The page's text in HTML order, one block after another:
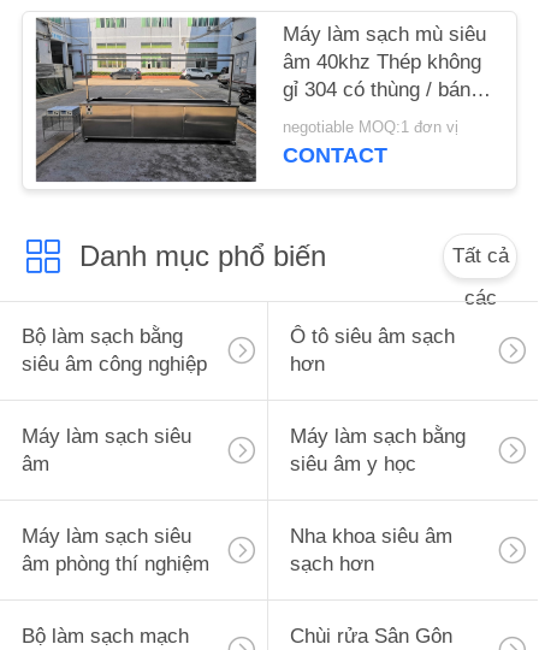
GIÁ
SƠ
ĐỒ
TRANG
POLICY
Máy làm sạch mù siêu
âm 40khz Thép không
gỉ 304 có thùng / bánh
tráng
negotiable MOQ:1 đơn vị
CONTACT
Danh mục phổ biến
Tất cả
các
Bộ làm sạch bằng
siêu âm công nghiệp
Ô tô siêu âm sạch
hơn
Máy làm sạch siêu
âm
Máy làm sạch bằng
siêu âm y học
Máy làm sạch siêu
âm phòng thí nghiệm
Nha khoa siêu âm
sạch hơn
Bộ làm sạch mạch Chùi rửa Sân Gôn